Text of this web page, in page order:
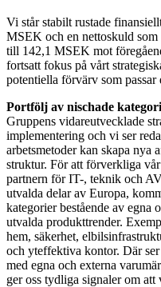
Vi står stabilt rustade
MSEK och en nettoskuld
till 142,1 MSEK mot
fortsatt fokus på vårt
potentiella förvärv som passar
Portfölj av nischade
Gruppens vidareutvecklade
implementering och vi ser
arbetsmetoder kan skapa nya
struktur. För att förverkliga
partnern för IT-, teknik och
utvalda delar av Europa,
kategorier bestående av egna
utvalda produkttrender.
hem, säkerhet,
och yteffektiva kontor. Där
med egna och externa
ger oss tydliga signaler om att